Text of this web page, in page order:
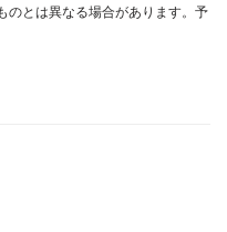
のとは異なる場合があります。予